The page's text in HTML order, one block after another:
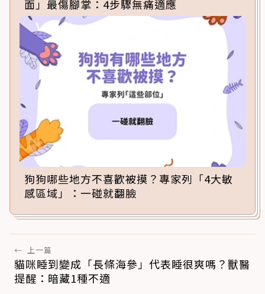
面」最傷腳掌：4步驟無痛適應
狗狗哪些地方不喜歡被摸？專家列「4大敏
感區域」：一碰就翻臉
← 上一篇
貓咪睡到變成「長條海參」代表睡很爽嗎？獸醫
提醒：暗藏1種不適